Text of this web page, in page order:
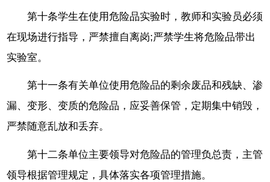
第十条学生在使用危险品实验时，教师和实验员必须
在现场进行指导，严禁擅自离岗;严禁学生将危险品带出
实验室。
第十一条有关单位使用危险品的剩余废品和残缺、渗
漏、变形、变质的危险品，应妥善保管，定期集中销毁，
严禁随意乱放和丢弃。
第十二条单位主要领导对危险品的管理负总责，主管
领导根据管理规定，具体落实各项管理措施。